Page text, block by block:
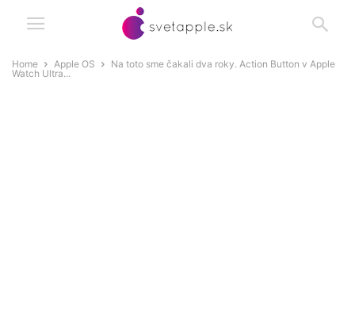
Home Apple OS
Na toto sme čakali dva roky. Action Button v Apple
Watch Ultra...